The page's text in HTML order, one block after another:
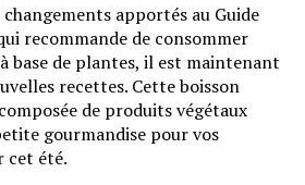
apportés au Guide
recommande de consommer
base de plantes, il est maintenant
recettes. Cette boisson
de produits végétaux
gourmandise pour vos
cet été.